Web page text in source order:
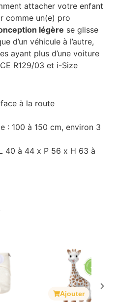
attacher votre enfant
comme un(e) pro
légère se glisse
d’un véhicule à l’autre,
ayant plus d’une voiture
R129/03 et i-Size
à la route
: 100 à 150 cm, environ 3
40 à 44 x P 56 x H 63 à